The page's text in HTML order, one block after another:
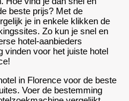
beste prijs? Met de
je in enkele klikken de
Zo kun je snel en
hotel-aanbieders
vinden voor het juiste hotel
in Florence voor de beste
Voer de bestemming